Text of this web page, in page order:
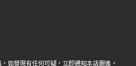
如發現有任何可疑，立即通知本店跟進。